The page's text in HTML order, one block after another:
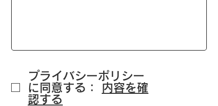
プライバシーポリシー
に同意する：
内容を確
認する